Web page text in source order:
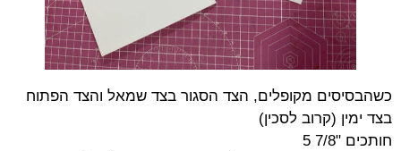
כשהבסיסים מקופלים, הצד הסגור בצד שמאל והצד הפתוח
בצד ימין (קרוב לסכין)
חותכים "7/8 5